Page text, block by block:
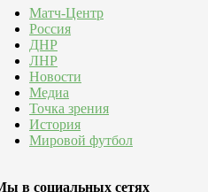
Матч-Центр
Россия
ДНР
ЛНР
Новости
Медиа
Точка зрения
История
Мировой футбол
в социальных сетях